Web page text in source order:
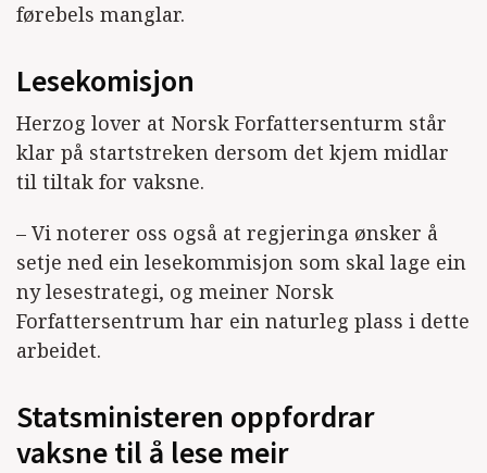
førebels manglar.
Lesekomisjon
Herzog lover at Norsk Forfattersenturm står
klar på startstreken dersom det kjem midlar
til tiltak for vaksne.
– Vi noterer oss også at regjeringa ønsker å
setje ned ein lesekommisjon som skal lage ein
ny lesestrategi, og meiner Norsk
Forfattersentrum har ein naturleg plass i dette
arbeidet.
Statsministeren oppfordrar
vaksne til å lese meir